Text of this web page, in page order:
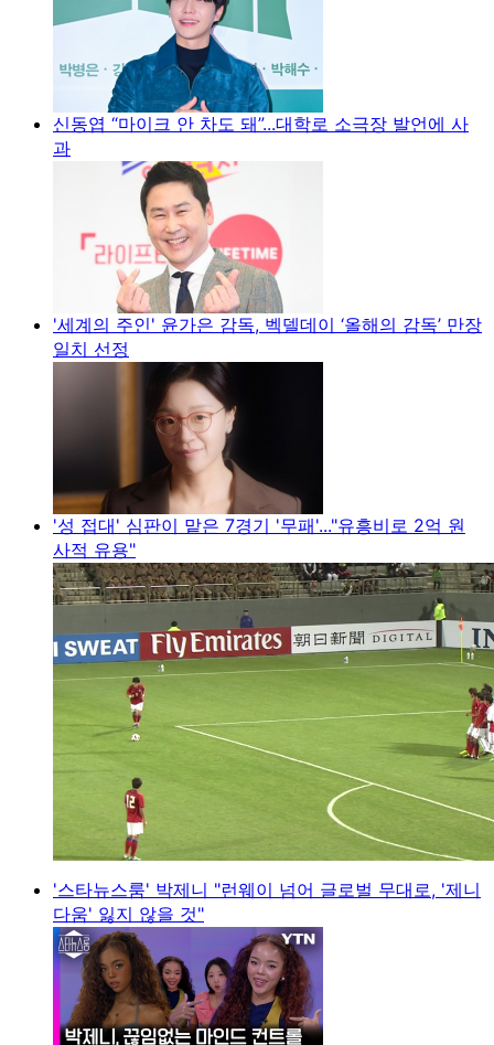
신동엽 “마이크 안 차도 돼”...대학로 소극장 발언에 사
과
'세계의 주인' 윤가은 감독, 벡델데이 ‘올해의 감독’ 만장
일치 선정
'성 접대' 심판이 맡은 7경기 '무패'..."유흥비로 2억 원
사적 유용"
'스타뉴스룸' 박제니 "런웨이 넘어 글로벌 무대로, '제니
다움' 잃지 않을 것"